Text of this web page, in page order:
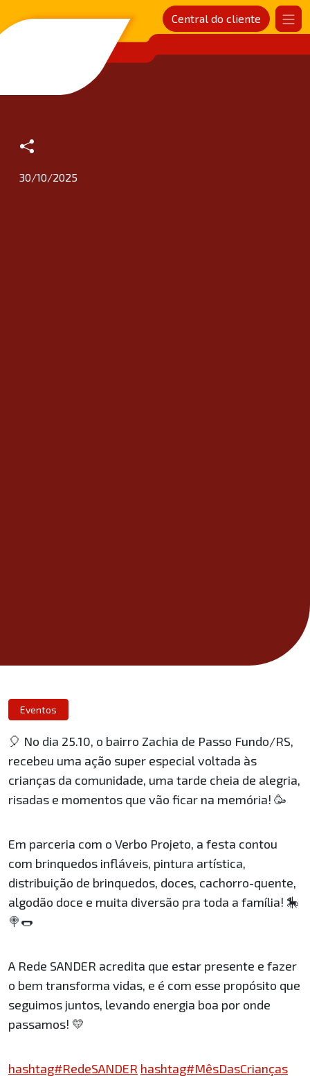
SANDER Rede de postos
Central do cliente
30/10/2025
Eventos
🎈 No dia 25.10, o bairro Zachia de Passo Fundo/RS,
recebeu uma ação super especial voltada às
crianças da comunidade, uma tarde cheia de alegria,
risadas e momentos que vão ficar na memória! 🥳
Em parceria com o Verbo Projeto, a festa contou
com brinquedos infláveis, pintura artística,
distribuição de brinquedos, doces, cachorro-quente,
algodão doce e muita diversão pra toda a família! 🎠
🍭🌭
A Rede SANDER acredita que estar presente e fazer
o bem transforma vidas, e é com esse propósito que
seguimos juntos, levando energia boa por onde
passamos! 💛
hashtag#RedeSANDER hashtag#MêsDasCrianças